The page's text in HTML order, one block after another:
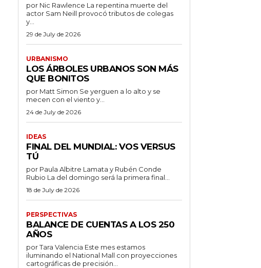
por Nic Rawlence La repentina muerte del
actor Sam Neill provocó tributos de colegas
y...
29 de July de 2026
URBANISMO
LOS ÁRBOLES URBANOS SON MÁS
QUE BONITOS
por Matt Simon Se yerguen a lo alto y se
mecen con el viento y...
24 de July de 2026
IDEAS
FINAL DEL MUNDIAL: VOS VERSUS
TÚ
por Paula Albitre Lamata y Rubén Conde
Rubio La del domingo será la primera final...
18 de July de 2026
PERSPECTIVAS
BALANCE DE CUENTAS A LOS 250
AÑOS
por Tara Valencia Este mes estamos
iluminando el National Mall con proyecciones
cartográficas de precisión...